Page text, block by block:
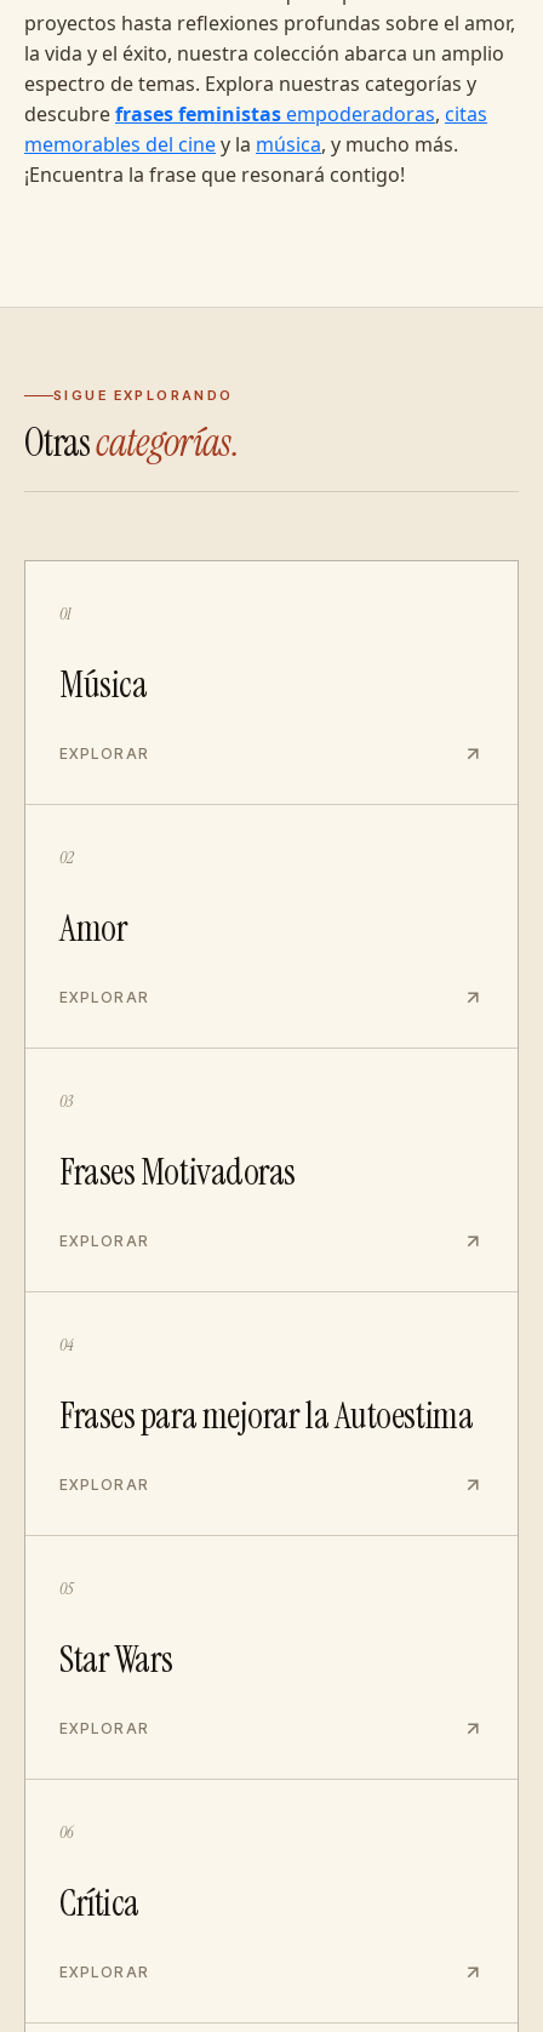
proyectos hasta reflexiones profundas sobre el amor,
la vida y el éxito, nuestra colección abarca un amplio
espectro de temas. Explora nuestras categorías y
descubrefrases feministasempoderadoras, citas
memorables del ciney la música, y mucho más.
¡Encuentra la frase que resonará contigo!
SIGUE EXPLORANDO
Otrascategorías.
01
Música
EXPLORAR
02
Amor
EXPLORAR
03
Frases Motivadoras
EXPLORAR
04
Frases para mejorar la Autoestima
EXPLORAR
05
Star Wars
EXPLORAR
06
Crítica
EXPLORAR